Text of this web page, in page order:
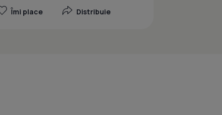
Îmi place Distribuie